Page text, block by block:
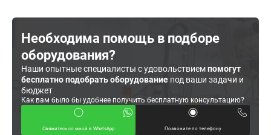
Необходима помощь в подборе
оборудования?
Наши опытные специалисты с удовольствиемпомогут
бесплатно подобрать оборудование под ваши задачи и
бюджет
Как вам было бы удобнее получить бесплатную консультацию?
Свяжитесь со мной в WhatsApp Позвоните по телефону